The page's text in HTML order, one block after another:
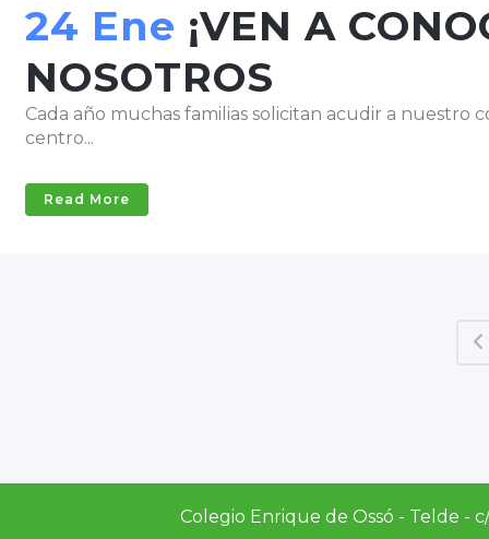
24 Ene ¡VEN A
NOSOTROS
Cada año muchas familias solicitan acudir a
centro...
Read More
Colegio Enrique de Ossó - Telde - c/